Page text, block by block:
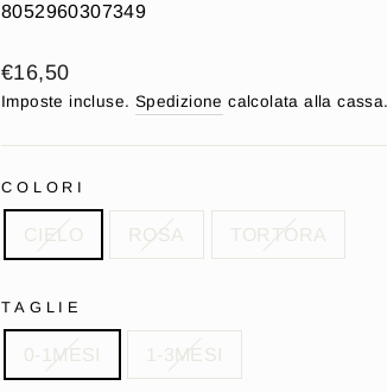
8052960307349
Prezzo
di
€16,50
Imposte incluse. Spedizione calcolata alla cassa.
COLORI
CIELO ROSA TORTORA
TAGLIE
0-1MESI 1-3MESI